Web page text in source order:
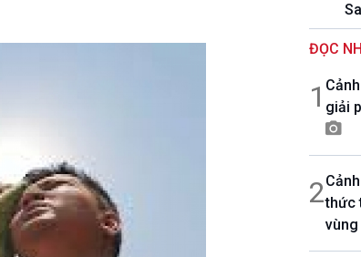
ĐỌC
1 giải
2thức
vùng